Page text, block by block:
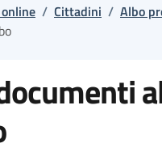
/ Cittadini / Albo